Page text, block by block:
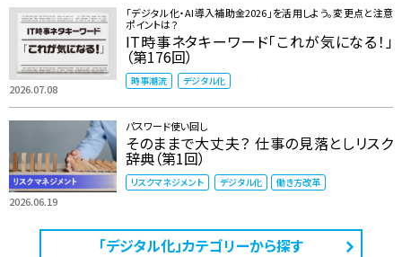
2026.07.08
「デジタル化・AI導入補助金2026」を活用しよう。変更点と注意
ポイントは？
IT時事ネタキーワード「これが気になる！」
（第176回）
時事潮流 デジタル化
2026.06.19
パスワード使い回し
そのままで大丈夫？ 仕事の見落としリスク
辞典（第1回）
リスクマネジメント デジタル化 働き方改革
「デジタル化」カテゴリーから探す